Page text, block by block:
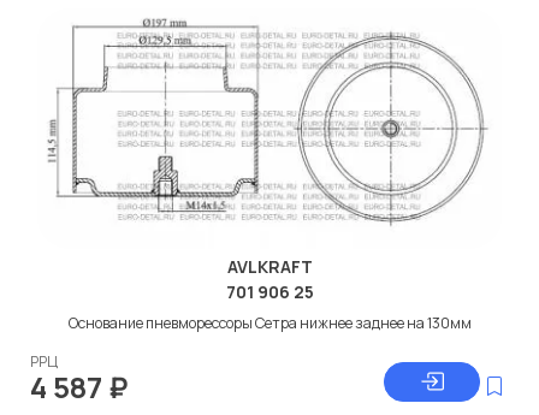
AVLKRAFT
701 906 25
Основание пневморессоры Сетра нижнее заднее на 130мм
РРЦ
4 587 ₽